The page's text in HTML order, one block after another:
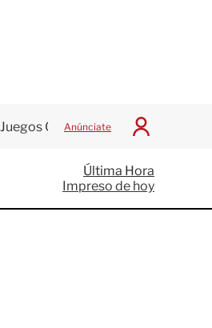
Juegos Centroamericanos
Anúnciate
I
c
i
a
Última Hora
Impreso de hoy